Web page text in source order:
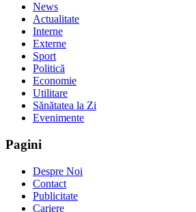
News
Actualitate
Interne
Externe
Sport
Politică
Economie
Utilitare
Sănătatea la Zi
Evenimente
Pagini
Despre Noi
Contact
Publicitate
Cariere